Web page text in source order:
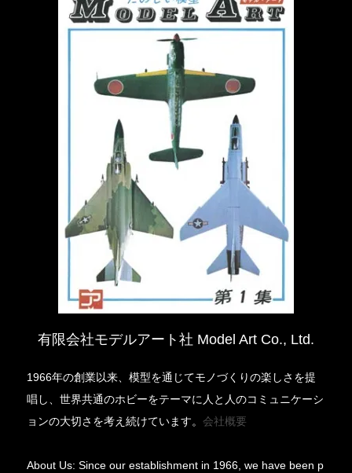
有限会社モデルアート社 Model Art Co., Ltd.
1966年の創業以来、模型を通じてモノづくりの楽しさを提
唱し、世界共通のホビーをテーマに人と人のコミュニケーシ
ョンの大切さを考え続けています。会社概要
About Us: Since our establishment in 1966, we have been p